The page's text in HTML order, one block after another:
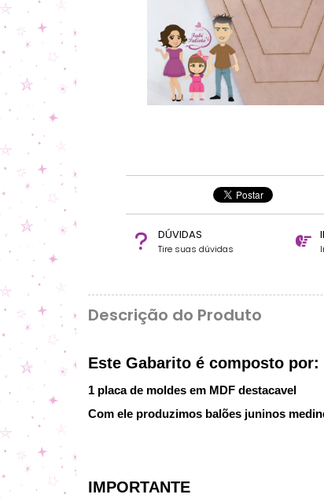
DÚVIDAS
Tire suas dúvidas
Descrição do Produto
Este Gabarito é composto por:
1 placa de moldes em MDF destacavel
Com ele produzimos balões juninos
IMPORTANTE